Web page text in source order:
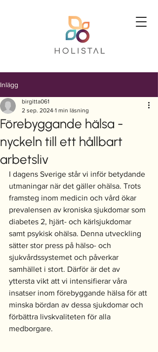
Inlägg
Förebyggande hälsa -
nyckeln till ett hållbart
arbetsliv
birgitta061
2 sep. 2024 1 min läsning
I dagens Sverige står vi inför betydande
utmaningar när det gäller ohälsa. Trots
framsteg inom medicin och vård ökar
prevalensen av kroniska sjukdomar som
diabetes 2, hjärt- och kärlsjukdomar
samt psykisk ohälsa. Denna utveckling
sätter stor press på hälso- och
sjukvårdssystemet och påverkar
samhället i stort. Därför är det av
yttersta vikt att vi intensifierar våra
insatser inom förebyggande hälsa för att
minska bördan av dessa sjukdomar och
förbättra livskvaliteten för alla
medborgare.